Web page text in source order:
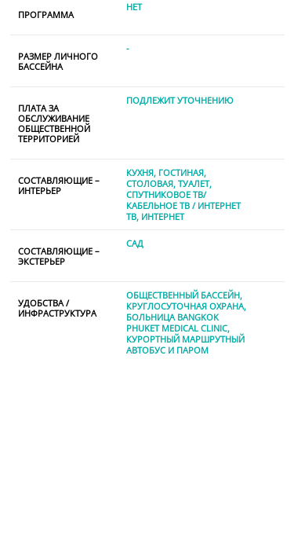
ПРОГРАММА
НЕТ
РАЗМЕР ЛИЧНОГО
БАССЕЙНА
-
ПЛАТА ЗА
ОБСЛУЖИВАНИЕ
ОБЩЕСТВЕННОЙ
ТЕРРИТОРИЕЙ
ПОДЛЕЖИТ УТОЧНЕНИЮ
СОСТАВЛЯЮЩИЕ –
ИНТЕРЬЕР
КУХНЯ ГОСТИНАЯ
СТОЛОВАЯ ТУАЛЕТ
СПУТНИКОВОЕ ТВ/
КАБЕЛЬНОЕ ТВ / ИНТЕРНЕТ
TВ ИНТЕРНЕТ
СОСТАВЛЯЮЩИЕ –
ЭКСТЕРЬЕР
САД
УДОБСТВА /
ИНФРАСТРУКТУРА
ОБЩЕСТВЕННЫЙ БАССЕЙН
КРУГЛОСУТОЧНАЯ ОХРАНА
БОЛЬНИЦА BANGKOK
PHUKET MEDICAL CLINIC
КУРОРТНЫЙ МАРШРУТНЫЙ
АВТОБУС И ПАРОМ